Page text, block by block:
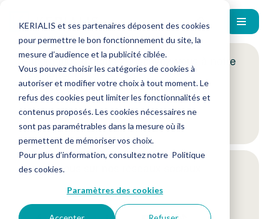
KERIALIS et ses partenaires déposent des cookies
pour permettre le bon fonctionnement du site, la
mesure d’audience et la publicité ciblée.
Vous pouvez choisir les catégories de cookies à
autoriser et modifier votre choix à tout moment. Le
refus des cookies peut limiter les fonctionnalités et
contenus proposés. Les cookies nécessaires ne
sont pas paramétrables dans la mesure où ils
permettent de mémoriser vos choix.
Pour plus d’information, consultez notre Politique
des cookies.
Paramètres des cookies
Encore plus d'actus ? Inscrivez-vous à notre
newsletter !
Je m'inscris
Suivez-nous sur nos réseaux sociaux